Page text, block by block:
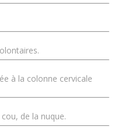
à la colonne cervicale
de la nuque.